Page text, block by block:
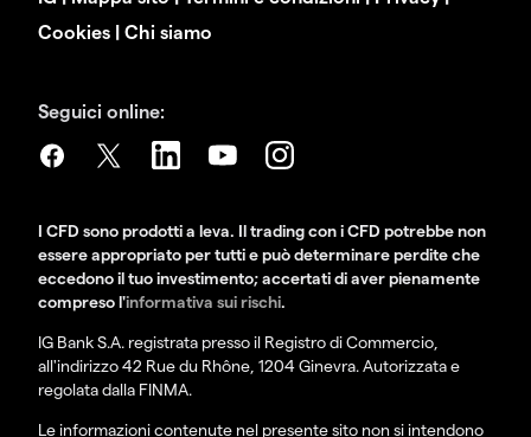
Cookies | Chi siamo
Seguici online:
I CFD sono prodotti a leva. Il trading con i CFD potrebbe non
essere appropriato per tutti e può determinare perdite che
eccedono il tuo investimento; accertati di aver pienamente
compreso l'informativa sui rischi.
IG Bank S.A. registrata presso il Registro di Commercio,
all'indirizzo 42 Rue du Rhône, 1204 Ginevra. Autorizzata e
regolata dalla FINMA.
Le informazioni contenute nel presente sito non si intendono